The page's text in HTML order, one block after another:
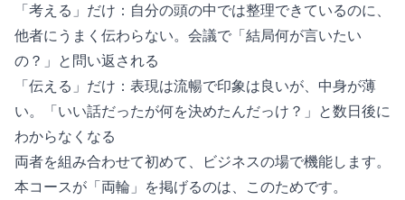
「考える」だけ：自分の頭の中では整理できているのに、
他者にうまく伝わらない。会議で「結局何が言いたい
の？」と問い返される
「伝える」だけ：表現は流暢で印象は良いが、中身が薄
い。「いい話だったが何を決めたんだっけ？」と数日後に
わからなくなる
両者を組み合わせて初めて、ビジネスの場で機能します。
本コースが「両輪」を掲げるのは、このためです。